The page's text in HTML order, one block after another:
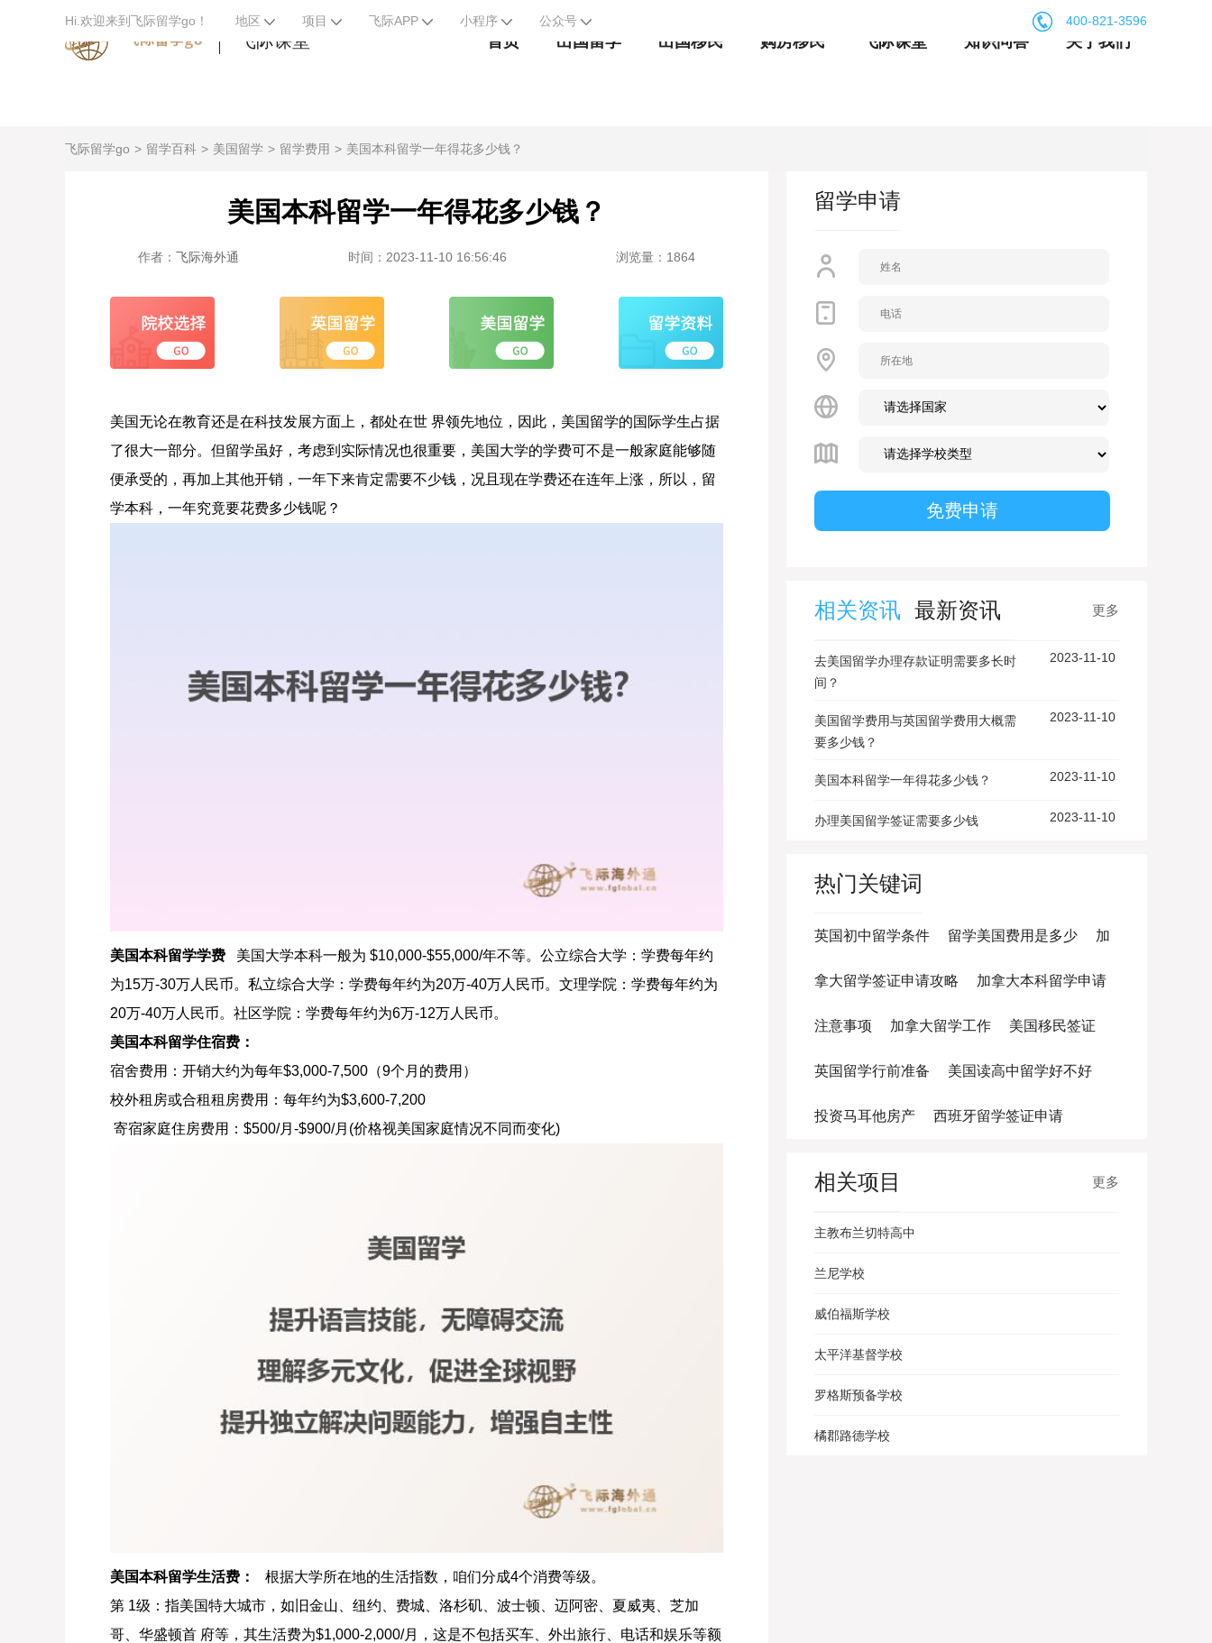
Hi.欢迎来到飞际留学go！ 地区 项目 飞际APP 小程序 公众号 400-821-3596
飞际课堂 首页 出国留学 出国移民 购房移民 飞际课堂 知识问答 关于我们
飞际留学go 留学百科 美国留学 留学费用 美国本科留学一年得花多少钱？
美国本科留学一年得花多少钱？
作者： 飞际海外通 时间：2023-11-10 16:56:46 浏览量：1864
美国无论在教育还是在科技发展方面上，都处在世 界领先地位，因此，美国留学的国际学生占据
了很大一部分。但留学虽好，考虑到实际情况也很重要，美国大学的学费可不是一般家庭能够随
便承受的，再加上其他开销，一年下来肯定需要不少钱，况且现在学费还在连年上涨，所以，留
学本科，一年究竟要花费多少钱呢？
美国本科留学学费 美国大学本科一般为 $10,000-$55,000/年不等。公立综合大学：学费每年约
为15万-30万人民币。私立综合大学：学费每年约为20万-40万人民币。文理学院：学费每年约为
20万-40万人民币。社区学院：学费每年约为6万-12万人民币。
美国本科留学住宿费：
宿舍费用：开销大约为每年$3,000-7,500（9个月的费用）
校外租房或合租租房费用：每年约为$3,600-7,200
寄宿家庭住房费用：$500/月-$900/月(价格视美国家庭情况不同而变化)
美国本科留学生活费：
根据大学所在地的生活指数，咱们分成4个消费等级。
第 1级：指美国特大城市，如旧金山、纽约、费城、洛杉矶、波士顿、迈阿密、夏威夷、芝加
哥、华盛顿首 府等，其生活费为$1,000-2,000/月，这是不包括买车、外出旅行、电话和娱乐等额
留学申请
相关资讯 最新资讯 更多
去美国留学办理存款证明需要多长时
间？
2023-11-10
美国留学费用与英国留学费用大概需
要多少钱？
2023-11-10
美国本科留学一年得花多少钱？ 2023-11-10
办理美国留学签证需要多少钱 2023-11-10
热门关键词
英国初中留学条件 留学美国费用是多少 加
拿大留学签证申请攻略 加拿大本科留学申请
注意事项 加拿大留学工作 美国移民签证
英国留学行前准备 美国读高中留学好不好
投资马耳他房产 西班牙留学签证申请
相关项目 更多
主教布兰切特高中
兰尼学校
威伯福斯学校
太平洋基督学校
罗格斯预备学校
橘郡路德学校